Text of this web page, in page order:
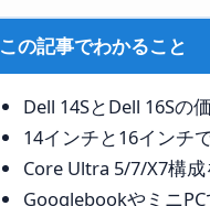
この記事でわかること
Dell 14SとDell 16Sの
14インチと16インチ
Core Ultra 5/7/X7構
Googlebookやミニ